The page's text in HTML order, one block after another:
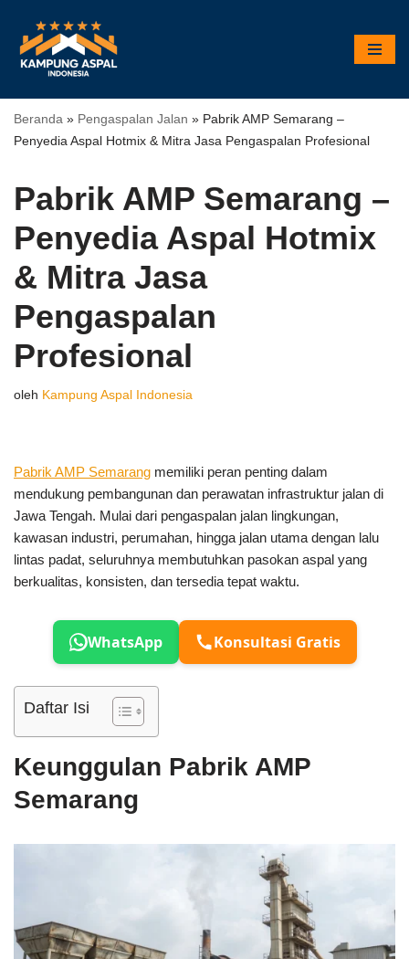
Lompat
ke
Beranda » Pengaspalan Jalan » Pabrik AMP Semarang –
Penyedia Aspal Hotmix & Mitra Jasa Pengaspalan Profesional
Pabrik AMP Semarang –
Penyedia Aspal Hotmix
& Mitra Jasa
Pengaspalan
Profesional
oleh Kampung Aspal Indonesia
Pabrik AMP Semarang memiliki peran penting dalam
mendukung pembangunan dan perawatan infrastruktur jalan di
Jawa Tengah. Mulai dari pengaspalan jalan lingkungan,
kawasan industri, perumahan, hingga jalan utama dengan lalu
lintas padat, seluruhnya membutuhkan pasokan aspal yang
berkualitas, konsisten, dan tersedia tepat waktu.
WhatsApp Konsultasi Gratis
Daftar Isi
Keunggulan Pabrik AMP
Semarang